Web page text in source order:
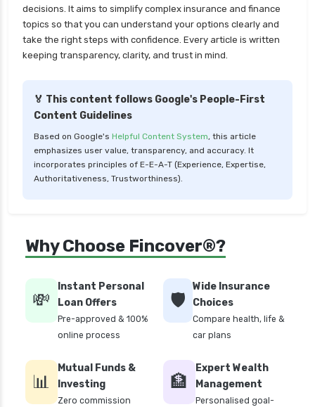
decisions. It aims to simplify complex insurance and finance
topics so that you can understand your options clearly and
take the right steps with confidence. Every article is written
keeping transparency, clarity, and trust in mind.
🏅 This content follows Google's People-First
Content Guidelines
Based on Google's Helpful Content System, this article
emphasizes user value, transparency, and accuracy. It
incorporates principles of E-E-A-T (Experience, Expertise,
Authoritativeness, Trustworthiness).
Why Choose Fincover®?
💸
Instant Personal
Loan Offers
Pre-approved & 100%
online process
🛡️
Wide Insurance
Choices
Compare health, life &
car plans
📊
Mutual Funds &
Investing
Zero commission
🏦
Expert Wealth
Management
Personalised goal-